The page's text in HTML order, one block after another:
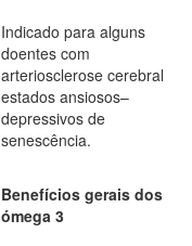
Indicado para alguns
doentes com
arteriosclerose cerebral
estados ansiosos–
depressivos de
senescência.
Benefícios gerais dos
ómega 3